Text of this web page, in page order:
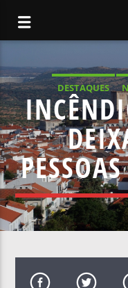
DESTAQUES